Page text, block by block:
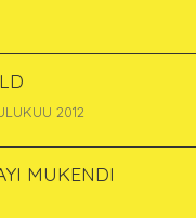
2012
MUKENDI